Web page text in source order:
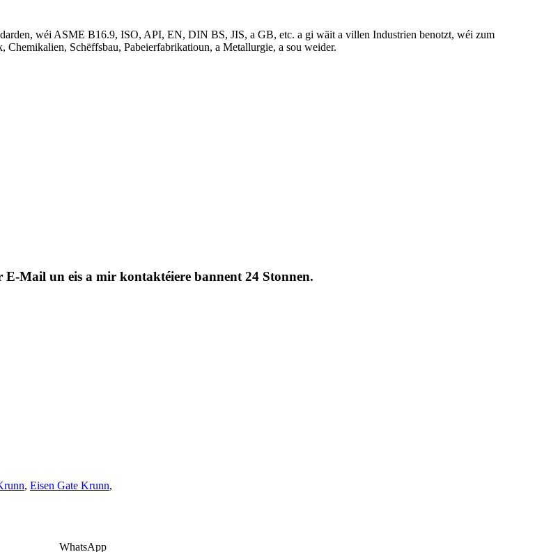
wéi ASME B16.9, ISO, API, EN, DIN BS, JIS, a GB, etc. a gi wäit a villen Industrien benotzt, wéi zum
Schëffsbau, Pabeierfabrikatioun, a Metallurgie, a sou weider.
Mail un eis a mir kontaktéiere bannent 24 Stonnen.
, Eisen Gate Krunn,
WhatsApp